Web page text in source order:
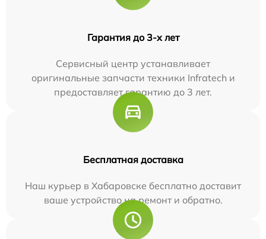
Гарантия до 3-х лет
Сервисный центр устанавливает
оригинальные запчасти техники Infratech и
предоставляет гарантию до 3 лет.
Бесплатная доставка
Наш курьер в Хабаровске бесплатно доставит
ваше устройство на ремонт и обратно.